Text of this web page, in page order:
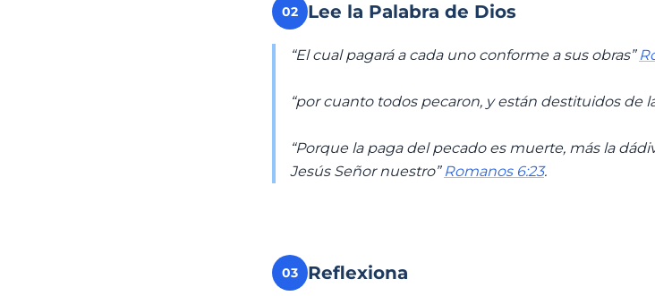
02 Lee la Palabra de Dios
“El cual pagará a cada uno conforme a sus obras”
“por cuanto todos pecaron, y están destituidos de
“Porque la paga del pecado es muerte, más la
Jesús Señor nuestro” Romanos 6:23.
03 Reflexiona